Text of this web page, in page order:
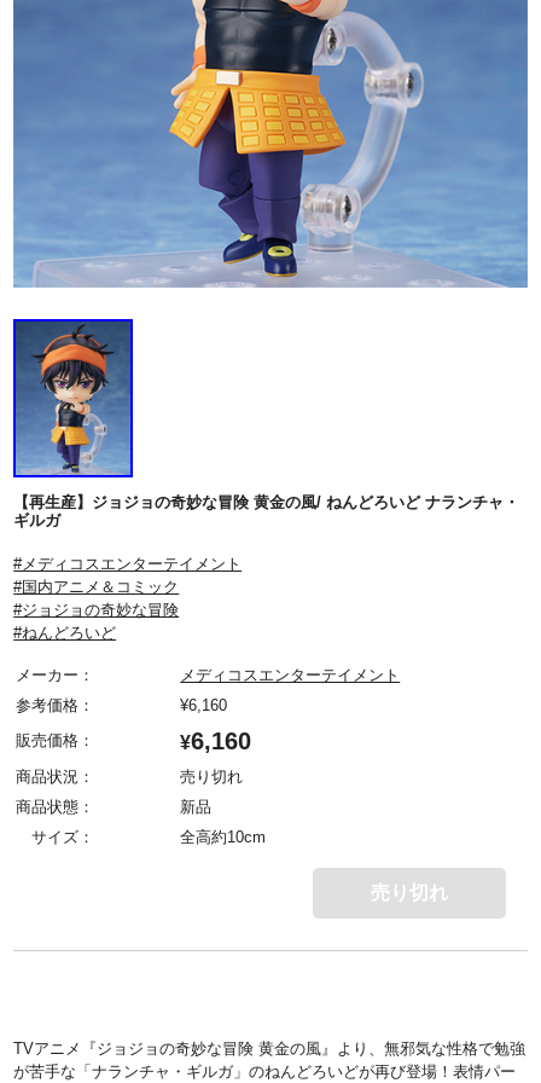
【再生産】ジョジョの奇妙な冒険 黄金の風/ ねんどろいど ナランチャ・
ギルガ
#メディコスエンターテイメント
#国内アニメ＆コミック
#ジョジョの奇妙な冒険
#ねんどろいど
メーカー：
メディコスエンターテイメント
参考価格：
¥6,160
販売価格：
¥6,160
商品状況：
売り切れ
商品状態：
新品
サイズ：
全高約10cm
売り切れ
TVアニメ『ジョジョの奇妙な冒険 黄金の風』より、無邪気な性格で勉強
が苦手な「ナランチャ・ギルガ」のねんどろいどが再び登場！表情パー